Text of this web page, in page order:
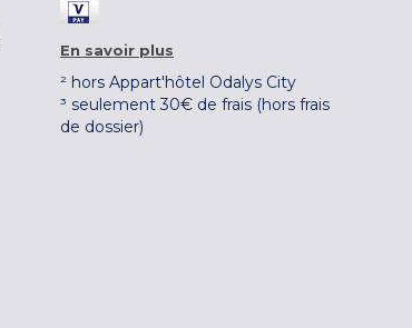
En savoir plus
² hors Appart'hôtel Odalys City
³ seulement 30€ de frais (hors frais
de dossier)